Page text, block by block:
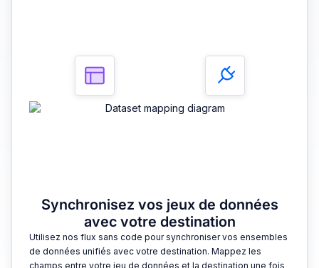
Synchronisez vos jeux de données
avec votre destination
Utilisez nos flux sans code pour synchroniser vos ensembles
de données unifiés avec votre destination. Mappez les
champs entre votre jeu de données et la destination une fois